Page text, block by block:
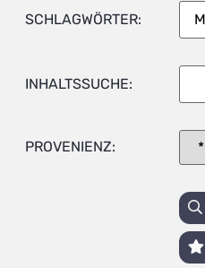
SCHLAGWÖRTER:
INHALTSSUCHE:
PROVENIENZ: